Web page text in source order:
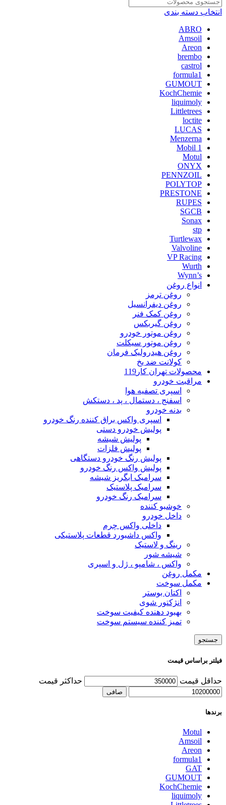
انتخاب دسته بندی
ABRO
Amsoil
Areon
brembo
castrol
formula1
GUMOUT
KochChemie
liquimoly
Littletrees
loctite
LUCAS
Menzerna
Mobil 1
Motul
ONYX
PENNZOIL
POLYTOP
PRESTONE
RUPES
SGCB
Sonax
stp
Turtlewax
Valvoline
VP Racing
Wurth
Wynn’s
انواع روغن
روغن ترمز
روغن دیفرانسیل
روغن کمک فنر
روغن گیربکس
روغن موتور خودرو
روغن موتور سیکلت
روغن هیدرولیک فرمان
کولانت ضد یخ
محصولات تهران کار119
مراقبت خودرو
اسپری تصفیه هوا
اسفنج ، دستمال ، پد ، دستکش
بدنه خودرو
اسپری واکس براق کننده رنگ خودرو
پولیش خودرو دستی
پولیش شیشه
پولیش فلزات
پولیش رنگ خودرو دستگاهی
پولیش واکس رنگ خودرو
سرامیک ابگریز شیشه
سرامیک پلاستیک
سرامیک رنگ خودرو
خوشبو کننده
داخل خودرو
داخلی واکس چرم
واکس داشبورد قطعات پلاستیکی
رینگ و لاستیک
شیشه شور
واکس ، شامپو ، ژل و اسپری
مکمل روغن
مکمل سوخت
اکتان بوستر
انژکتور شوی
بهبود دهنده کیفیت سوخت
تمیز کننده سیستم سوخت
جستجو
فیلتر براساس قیمت
حداقل قیمت حداكثر قيمت
صافی
برندها
Motul
Amsoil
Areon
formula1
GAT
GUMOUT
KochChemie
liquimoly